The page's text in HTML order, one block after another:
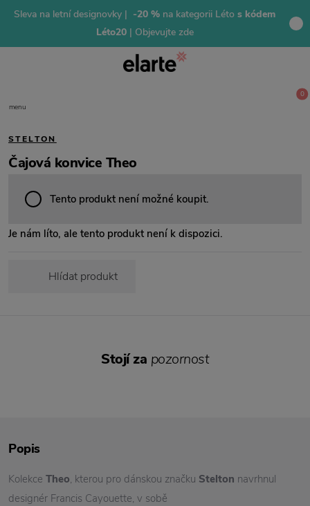
Sleva na letní designovky | -20 % na kategorii Léto s kódem
Léto20 | Objevujte zde
menu
0
STELTON
Čajová konvice Theo
Tento produkt není možné koupit.
Je nám líto, ale tento produkt není k dispozici.
Hlídat produkt
Popis
Kolekce Theo, kterou pro dánskou značku Stelton navrhnul
designér Francis Cayouette, v sobě
Stojí za pozornost